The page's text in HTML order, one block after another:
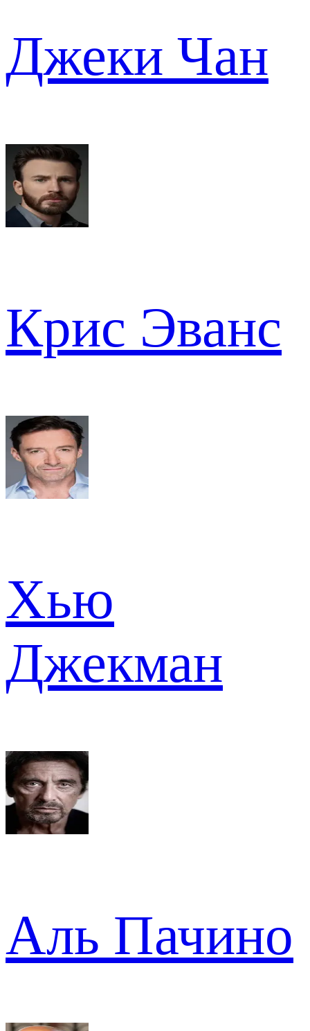
Джеки Чан
Крис Эванс
Хью
Джекман
Аль Пачино